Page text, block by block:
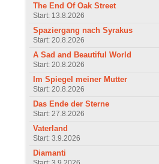
The End Of Oak Street
Start: 13.8.2026
Spaziergang nach Syrakus
Start: 20.8.2026
A Sad and Beautiful World
Start: 20.8.2026
Im Spiegel meiner Mutter
Start: 20.8.2026
Das Ende der Sterne
Start: 27.8.2026
Vaterland
Start: 3.9.2026
Diamanti